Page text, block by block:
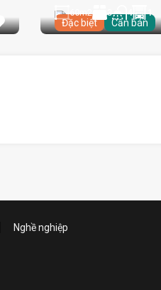
Đặc biệt Cần bán
60m2 3 4 1
Nghề nghiệp